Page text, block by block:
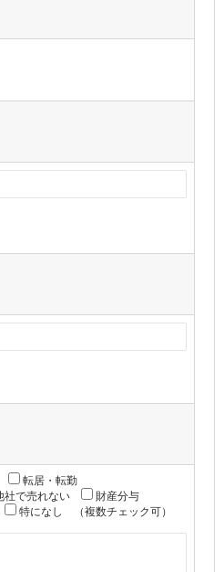
転居・転勤
社で売れない
財産分与
特になし
（複数チェック可）